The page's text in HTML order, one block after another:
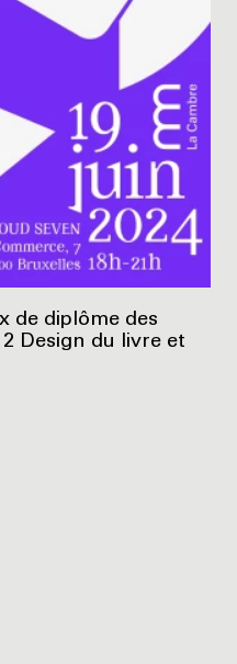
de diplôme des
2 Design du livre et